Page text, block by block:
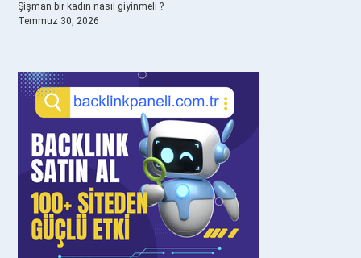
Şişman bir kadın nasıl giyinmeli ?
Temmuz 30, 2026